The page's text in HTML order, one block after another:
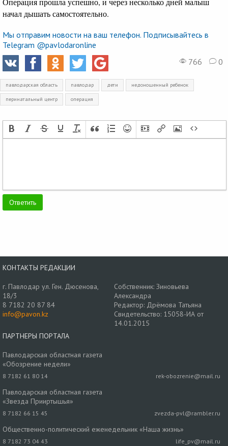
начал дышать самостоятельно.
Мы отправим новости на ваш телефон. Подписывайтесь в
Telegram @pavlodaronline
766
0
павлодарская область павлодар дети недоношенный ребенок
перинатальный центр операция
КОНТАКТЫ РЕДАКЦИИ
г. Павлодар ул. Ген. Дюсенова,
18/3
8 7182 20 87 84
info@pavon.kz
Собственник: Зиновьева
Александра
Редактор: Дрёмова Татьяна
Свидетельство: 15058-ИА от
14.01.2015
ПАРТНЕРЫ ПОРТАЛА
Павлодарская областная газета
«Обозрение недели»
8 7182 61 80 14 rek-obozrenie@mail.ru
Павлодарская областная газета
«Звезда Прииртышья»
8 7182 66 15 45 zvezda-pvl@rambler.ru
Общественно-политический еженедельник «Наша жизнь»
8 7182 73 04 43 life_pv@mail.ru